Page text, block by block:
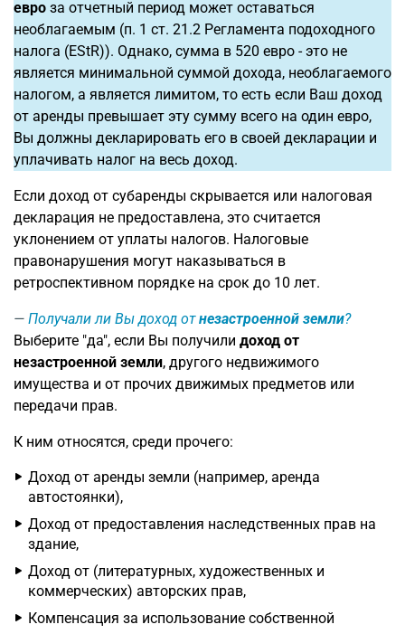
евро за отчетный период может оставаться
необлагаемым (п. 1 ст. 21.2 Регламента подоходного
налога (EStR)). Однако, сумма в 520 евро - это не
является минимальной суммой дохода, необлагаемого
налогом, а является лимитом, то есть если Ваш доход
от аренды превышает эту сумму всего на один евро,
Вы должны декларировать его в своей декларации и
уплачивать налог на весь доход.
Если доход от субаренды скрывается или налоговая
декларация не предоставлена, это считается
уклонением от уплаты налогов. Налоговые
правонарушения могут наказываться в
ретроспективном порядке на срок до 10 лет.
Получали ли Вы доход отнезастроенной земли?
Выберите "да", если Вы получили доход от
незастроенной земли, другого недвижимого
имущества и от прочих движимых предметов или
передачи прав.
К ним относятся, среди прочего:
Доход от аренды земли (например, аренда
автостоянки),
Доход от предоставления наследственных прав на
здание,
Доход от (литературных, художественных и
коммерческих) авторских прав,
Компенсация за использование собственной